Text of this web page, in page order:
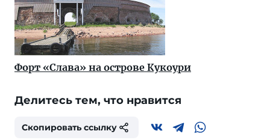
Форт «Слава» на острове Кукоури
Делитесь тем, что нравится
Скопировать ссылку